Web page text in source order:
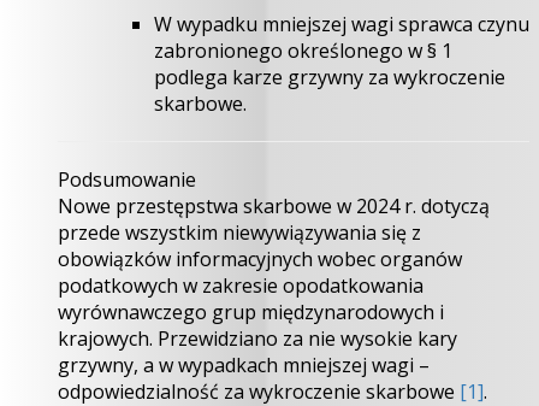
W wypadku mniejszej wagi sprawca czynu
zabronionego określonego w § 1
podlega karze grzywny za wykroczenie
skarbowe.
Podsumowanie
Nowe przestępstwa skarbowe w 2024 r. dotyczą
przede wszystkim niewywiązywania się z
obowiązków informacyjnych wobec organów
podatkowych w zakresie opodatkowania
wyrównawczego grup międzynarodowych i
krajowych. Przewidziano za nie wysokie kary
grzywny, a w wypadkach mniejszej wagi –
odpowiedzialność za wykroczenie skarbowe [1].